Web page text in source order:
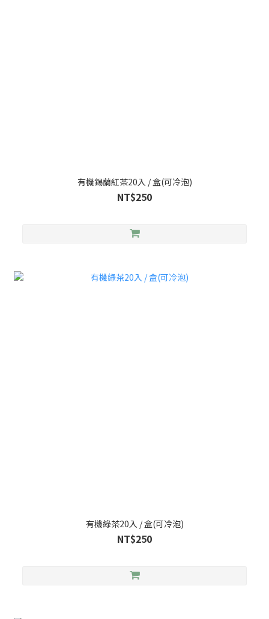
有機錫蘭紅茶20入 / 盒(可冷泡)
NT$250
有機綠茶20入 / 盒(可冷泡)
NT$250